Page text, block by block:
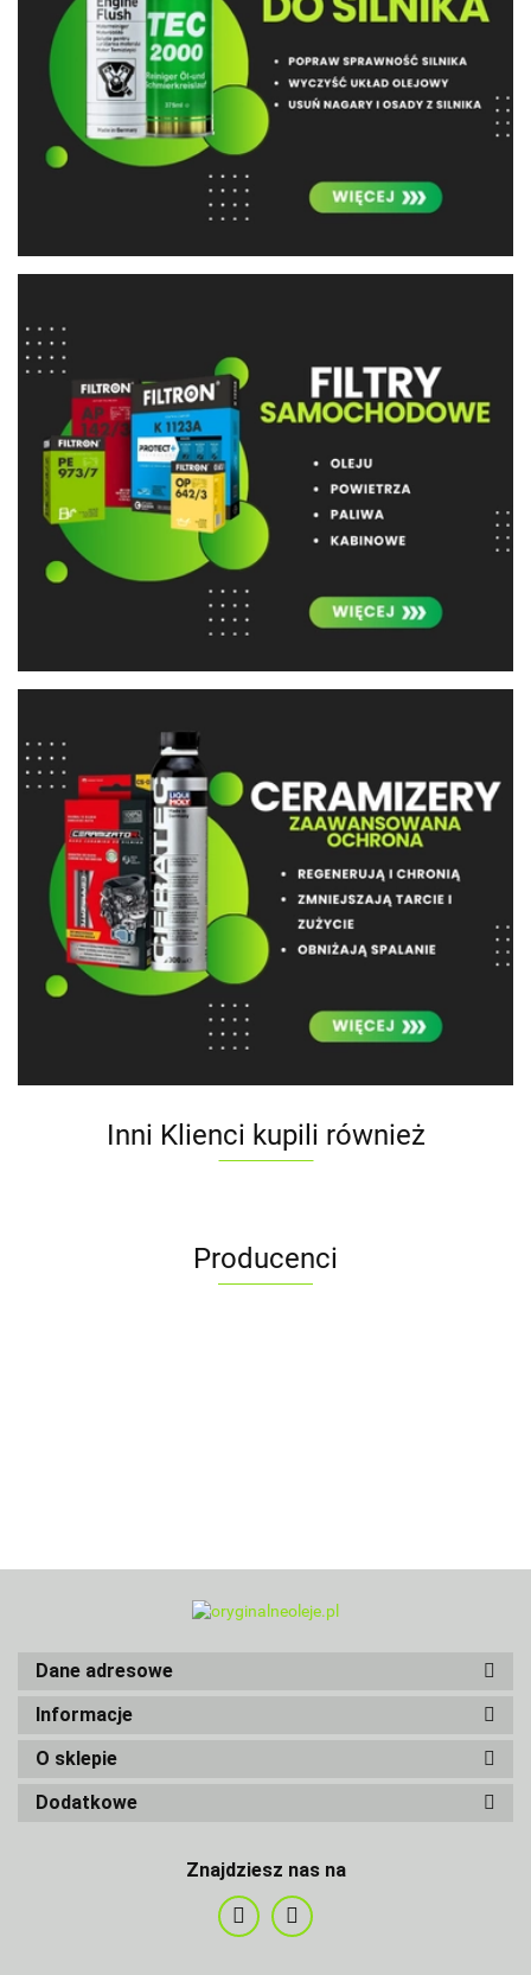
Inni Klienci kupili również
Producenci
Dane adresowe
Informacje
O sklepie
Dodatkowe
Znajdziesz nas na